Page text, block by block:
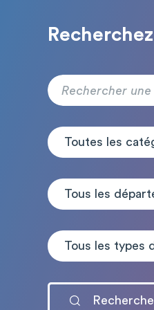
Toutes les
Tous les
Tous les types